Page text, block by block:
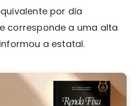
por dia
corresponde a uma alta
informou a estatal.